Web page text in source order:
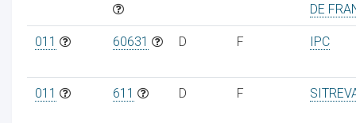
DE
011 60631 D F IPC
011 611 D F